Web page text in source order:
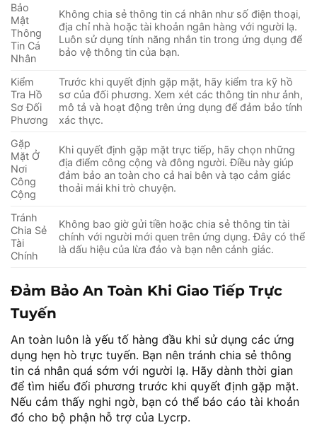
Bảo
Mật
Thông
Tin Cá
Nhân
Không chia sẻ thông tin cá nhân như số điện thoại,
địa chỉ nhà hoặc tài khoản ngân hàng với người lạ.
Luôn sử dụng tính năng nhắn tin trong ứng dụng để
bảo vệ thông tin của bạn.
Kiểm
Tra Hồ
Sơ Đối
Phương
Trước khi quyết định gặp mặt, hãy kiểm tra kỹ hồ
sơ của đối phương. Xem xét các thông tin như ảnh,
mô tả và hoạt động trên ứng dụng để đảm bảo tính
xác thực.
Gặp
Mặt Ở
Nơi
Công
Cộng
Khi quyết định gặp mặt trực tiếp, hãy chọn những
địa điểm công cộng và đông người. Điều này giúp
đảm bảo an toàn cho cả hai bên và tạo cảm giác
thoải mái khi trò chuyện.
Tránh
Chia Sẻ
Tài
Chính
Không bao giờ gửi tiền hoặc chia sẻ thông tin tài
chính với người mới quen trên ứng dụng. Đây có thể
là dấu hiệu của lừa đảo và bạn nên cảnh giác.
Đảm Bảo An Toàn Khi Giao Tiếp Trực
Tuyến
An toàn luôn là yếu tố hàng đầu khi sử dụng các ứng
dụng hẹn hò trực tuyến. Bạn nên tránh chia sẻ thông
tin cá nhân quá sớm với người lạ. Hãy dành thời gian
để tìm hiểu đối phương trước khi quyết định gặp mặt.
Nếu cảm thấy nghi ngờ, bạn có thể báo cáo tài khoản
đó cho bộ phận hỗ trợ của Lycrp.